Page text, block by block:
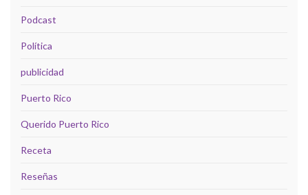
Podcast
Política
publicidad
Puerto Rico
Querido Puerto Rico
Receta
Reseñas